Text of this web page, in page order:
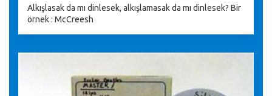
Alkışlasak da mı dinlesek, alkışlamasak da mı dinlesek? Bir
örnek : McCreesh